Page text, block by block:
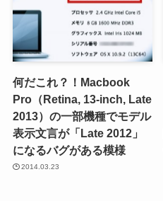
何だこれ？！Macbook
Pro（Retina, 13-inch, Late
2013）の一部機種でモデル
表示文言が「Late 2012」
になるバグがある模様
2014.03.23